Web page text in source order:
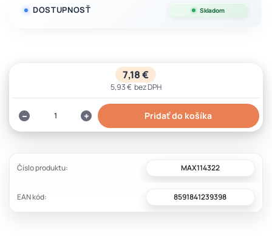
DOSTUPNOSŤ Skladom
7,18 €
5,93 € bez DPH
Pridať do košíka
Číslo produktu: MAX114322
EAN kód: 8591841239398